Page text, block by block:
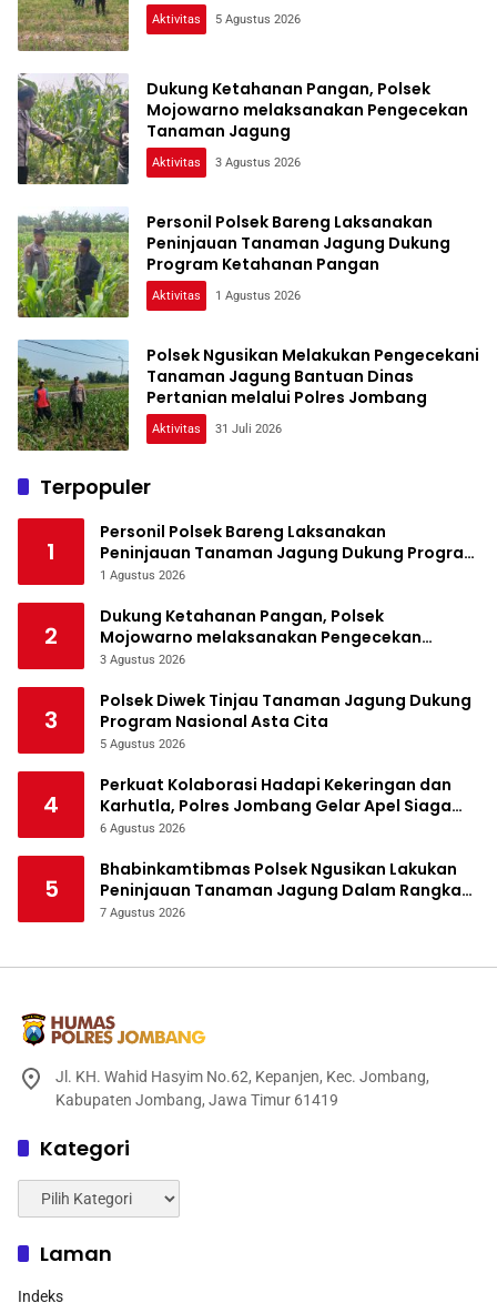
Aktivitas 5 Agustus 2026
Dukung Ketahanan Pangan, Polsek
Mojowarno melaksanakan Pengecekan
Tanaman Jagung
Aktivitas 3 Agustus 2026
Personil Polsek Bareng Laksanakan
Peninjauan Tanaman Jagung Dukung
Program Ketahanan Pangan
Aktivitas 1 Agustus 2026
Polsek Ngusikan Melakukan Pengecekani
Tanaman Jagung Bantuan Dinas
Pertanian melalui Polres Jombang
Aktivitas 31 Juli 2026
Terpopuler
1
Personil Polsek Bareng Laksanakan
Peninjauan Tanaman Jagung Dukung Program
Ketahanan Pangan
1 Agustus 2026
2
Dukung Ketahanan Pangan, Polsek
Mojowarno melaksanakan Pengecekan
Tanaman Jagung
3 Agustus 2026
3
Polsek Diwek Tinjau Tanaman Jagung Dukung
Program Nasional Asta Cita
5 Agustus 2026
4
Perkuat Kolaborasi Hadapi Kekeringan dan
Karhutla, Polres Jombang Gelar Apel Siaga
Bencana
6 Agustus 2026
5
Bhabinkamtibmas Polsek Ngusikan Lakukan
Peninjauan Tanaman Jagung Dalam Rangka
Mendukung Ketahanan Pangan
7 Agustus 2026
Jl. KH. Wahid Hasyim No.62, Kepanjen, Kec. Jombang,
Kabupaten Jombang, Jawa Timur 61419
Kategori
Kategori
Laman
Indeks